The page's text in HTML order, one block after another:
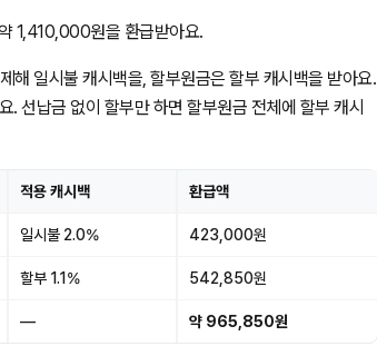
1,410,000원을 환급받아요.
해 일시불 캐시백을, 할부원금은 할부 캐시백을 받아요.
선납금 없이 할부만 하면 할부원금 전체에 할부 캐시
적용 캐시백 환급액
일시불 2.0% 423,000원
할부 1.1% 542,850원
— 약 965,850원